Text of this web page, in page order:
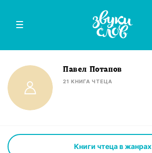
Павел Потапов
21 КНИГА ЧТЕЦА
Книги чтеца в жанрах